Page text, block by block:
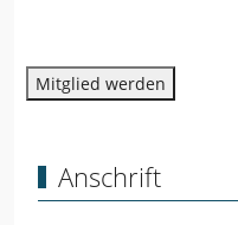
Mitglied werden
Anschrift